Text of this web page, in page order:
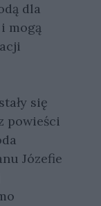
dla
mogą
się
powieści
Józefie